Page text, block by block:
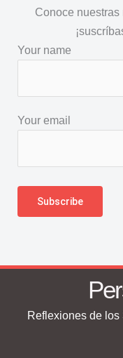
Conoce
Your name
Your email
Reflexiones de